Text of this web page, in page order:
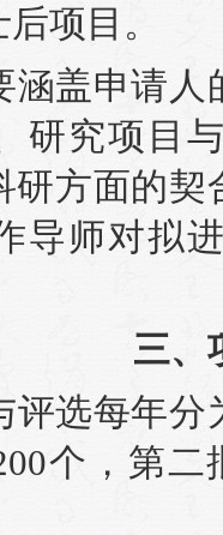
项目。
涵盖申请
研究项目
研方面的
导师对拟
三、
评选每年
个，第